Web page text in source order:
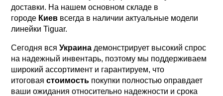
доставки. На нашем основном складе в
городе Киеввсегда в наличии актуальные модели
линейки Tiguar.
Сегодня вся Украинадемонстрирует высокий спрос
на надежный инвентарь, поэтому мы поддерживаем
широкий ассортимент и гарантируем, что
итоговая стоимостьпокупки полностью оправдает
ваши ожидания относительно надежности и срока